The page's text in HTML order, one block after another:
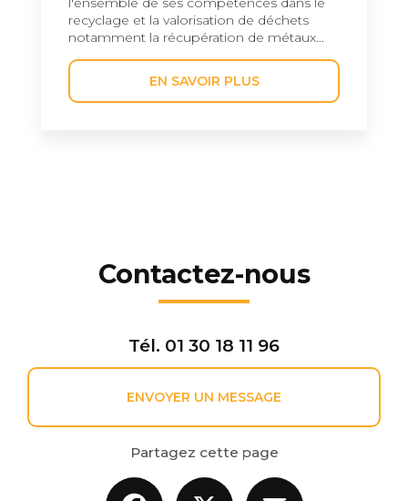
recyclage et la valorisation de déchets
notamment la récupération de métaux...
EN SAVOIR PLUS
Contactez-nous
Tél. 01 30 18 11 96
ENVOYER UN MESSAGE
Partagez cette page
Facebook